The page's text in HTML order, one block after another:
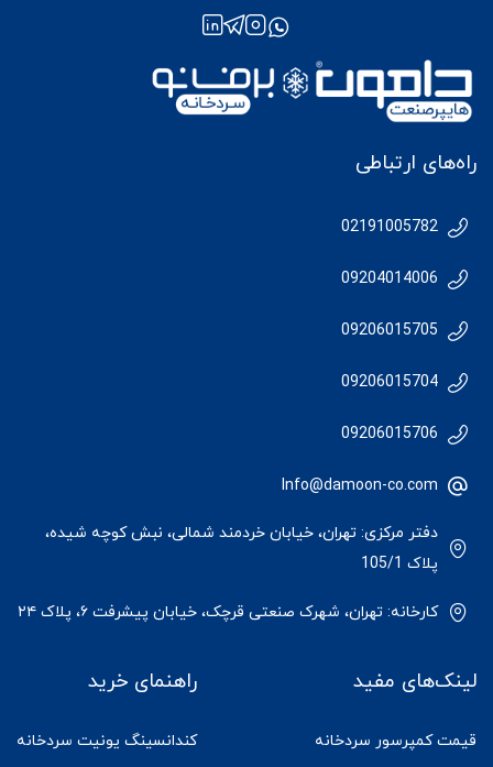
راه‌های ارتباطی
02191005782
09204014006
09206015705
09206015704
09206015706
Info@damoon-co.com
دفتر مرکزی: تهران، خیابان خردمند شمالی، نبش کوچه شیده،
پلاک 105/1
کارخانه: تهران، شهرک صنعتی قرچک، خیابان پیشرفت ۶، پلاک ۲۴
لینک‌های مفید
قیمت کمپرسور سردخانه
راهنمای خرید
کندانسینگ یونیت سردخانه